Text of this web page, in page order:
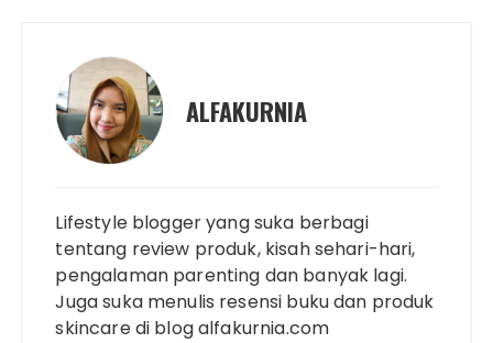
ALFAKURNIA
Lifestyle blogger yang suka berbagi
tentang review produk, kisah sehari-hari,
pengalaman parenting dan banyak lagi.
Juga suka menulis resensi buku dan produk
skincare di blog alfakurnia.com